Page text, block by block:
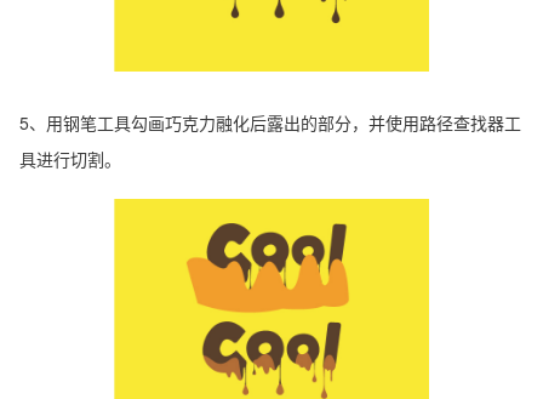
5、用钢笔工具勾画巧克力融化后露出的部分，并使用路径查找器工
具进行切割。